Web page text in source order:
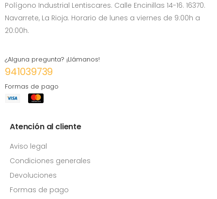
Polígono Industrial Lentiscares. Calle Encinillas 14-16. 16370.
Navarrete, La Rioja. Horario de lunes a viernes de 9:00h a
20:00h.
¿Alguna pregunta? ¡Llámanos!
941039739
Formas de pago
Atención al cliente
Aviso legal
Condiciones generales
Devoluciones
Formas de pago